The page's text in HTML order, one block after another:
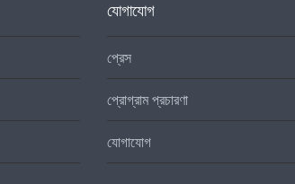
যোগাযোগ
প্রেস
প্রোগ্রাম প্রচারণা
যোগাযোগ